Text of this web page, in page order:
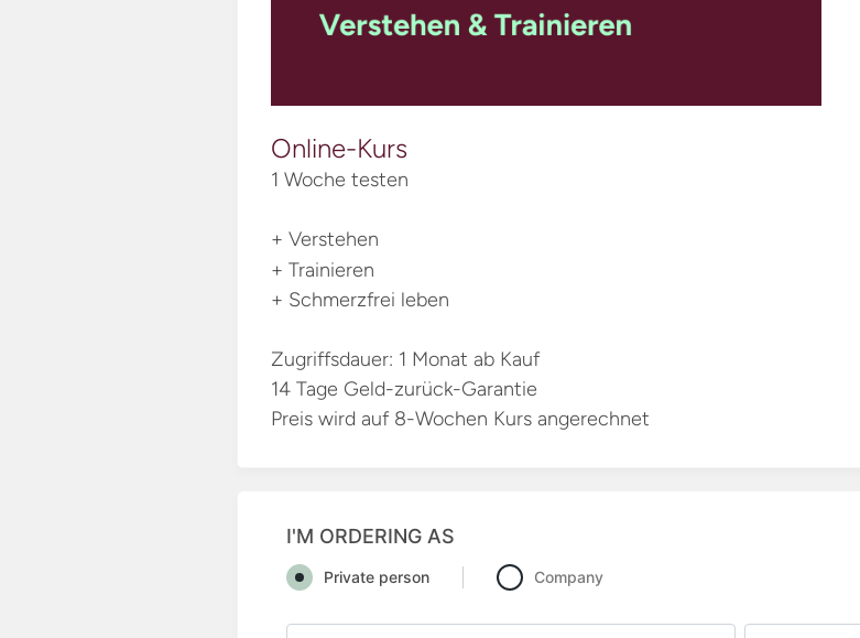
Online-Kurs
1 Woche testen
+ Verstehen
+ Trainieren
+ Schmerzfrei leben
Zugriffsdauer: 1 Monat ab Kauf
14 Tage Geld-zurück-Garantie
Preis wird auf 8-Wochen Kurs angerechnet
I'M ORDERING AS
Private person Company